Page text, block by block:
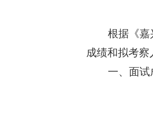
根据《嘉
成绩和拟考察
一、面